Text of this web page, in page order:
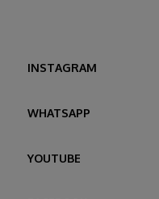
INSTAGRAM
WHATSAPP
YOUTUBE